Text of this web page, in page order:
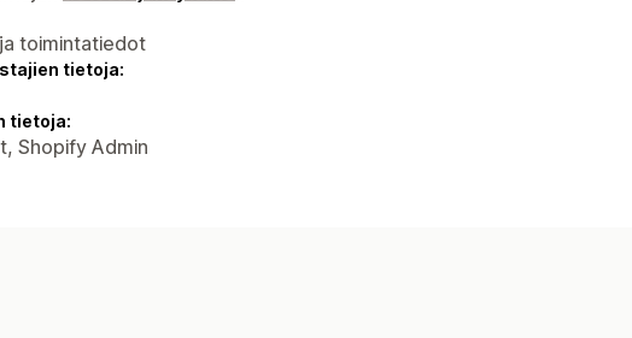
toimintatiedot
tietoja:
tietoja:
Shopify Admin